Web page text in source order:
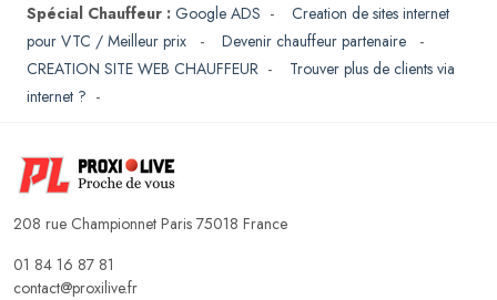
Spécial Chauffeur : Google ADS - Creation de sites internet
pour VTC / Meilleur prix
- Devenir chauffeur partenaire
-
CREATION SITE WEB CHAUFFEUR - Trouver plus de clients via
internet ? -
208 rue Championnet Paris 75018 France
01 84 16 87 81
contact@proxilive.fr